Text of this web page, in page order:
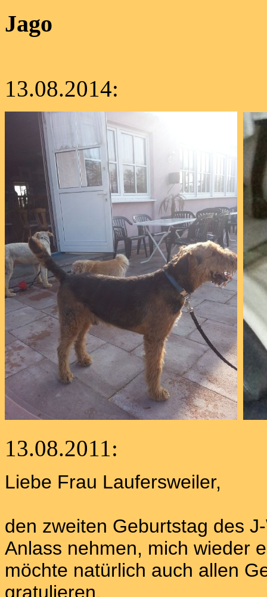
Jago
13.08.2014:
13.08.2011:
Liebe Frau Laufersweiler,
den zweiten Geburtstag des
Anlass nehmen, mich wieder
möchte natürlich auch allen
gratulieren.